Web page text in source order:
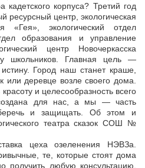
кадетского корпуса? Третий год
центр, экологическая
«Гея», экологический отдел
образования и управление
центр Новочеркасска
школьников. Главная цель —
Город наш станет краше,
или деревце возле своего дома.
и целесообразность всего
для нас, а мы — часть
и защищать. Об этом и
театра сказок СОШ №
цеха озеленения НЭВЗа.
те, которые стоят дома
получить любую консультацию.